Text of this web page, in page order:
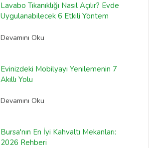
Lavabo Tıkanıklığı Nasıl Açılır? Evde
Uygulanabilecek 6 Etkili Yöntem
Devamını Oku
Evinizdeki Mobilyayı Yenilemenin 7
Akıllı Yolu
Devamını Oku
Bursa'nın En İyi Kahvaltı Mekanları:
2026 Rehberi